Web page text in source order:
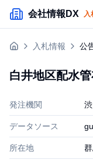
メインコンテンツにス
会社情報DX 入
入札情報
企業検索
入札情報 公
白井地区配水
発注機関
データソース
所在地